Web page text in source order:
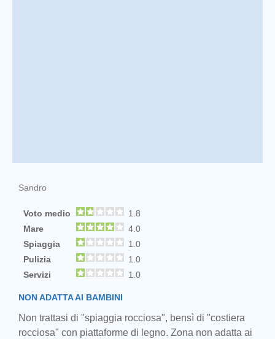
Sandro
Voto medio
1.8
Mare
4.0
Spiaggia
1.0
Pulizia
1.0
Servizi
1.0
NON ADATTA AI BAMBINI
Non trattasi di "spiaggia rocciosa", bensì di "costiera
rocciosa" con piattaforme di legno. Zona non adatta ai